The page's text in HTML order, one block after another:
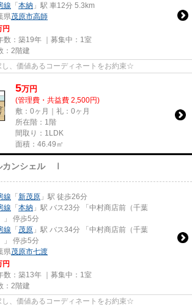
線 「本納 」駅 車12分 5.3km
県茂原市高師
円
数：築19年 ｜募集中： 1室
：2階建
、価値あるコーディネートをお約束☆
5万円
(管理費・共益費 2,500円)
敷：0ヶ月｜礼：0ヶ月
所在階：1階
間取り：1LDK
面積：46.49㎡
カンシェル Ⅰ
線 「新茂原 」駅 徒歩26分
線 「本納 」駅 バス23分 「中村商店前（千葉
」 停歩5分
線 「茂原 」駅 バス34分 「中村商店前（千葉
」 停歩5分
県茂原市七渡
円
数：築13年 ｜募集中： 1室
：2階建
、価値あるコーディネートをお約束☆